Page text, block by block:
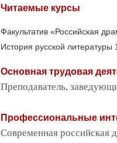
Читаемые курсы
Факультатив «Российская
История русской литературы
Основная трудовая
Преподаватель,
Профессиональные
Современная российская